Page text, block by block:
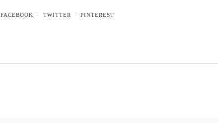
FACEBOOK TWITTER PINTEREST